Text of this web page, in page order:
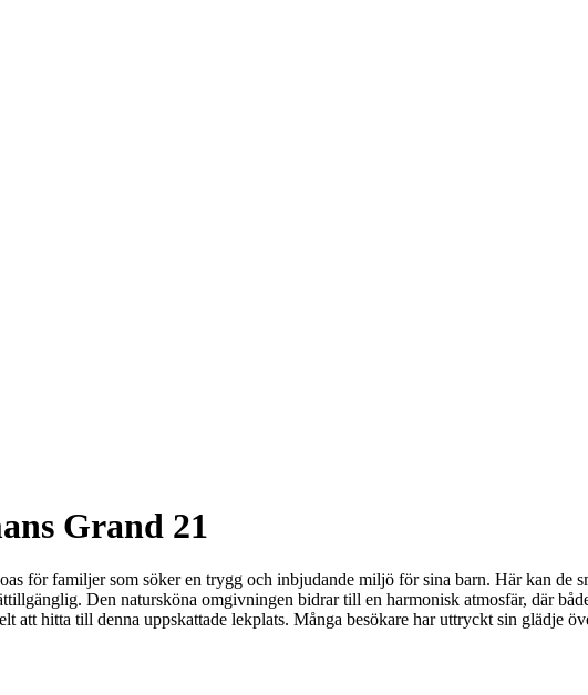
Grand 21
för familjer som söker en trygg och inbjudande miljö för sina barn. Här kan de
Den natursköna omgivningen bidrar till en harmonisk atmosfär, där
att hitta till denna uppskattade lekplats. Många besökare har uttryckt sin glädje